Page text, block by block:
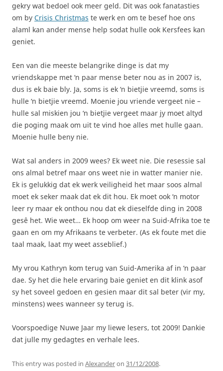
gekry wat bedoel ook meer geld. Dit was ook fanatasties
om by Crisis Christmas te werk en om te besef hoe ons
alaml kan ander mense help sodat hulle ook Kersfees kan
geniet.
Een van die meeste belangrike dinge is dat my
vriendskappe met ‘n paar mense beter nou as in 2007 is,
dus is ek baie bly. Ja, soms is ek ‘n bietjie vreemd, soms is
hulle ‘n bietjie vreemd. Moenie jou vriende vergeet nie –
hulle sal miskien jou ‘n bietjie vergeet maar jy moet altyd
die poging maak om uit te vind hoe alles met hulle gaan.
Moenie hulle beny nie.
Wat sal anders in 2009 wees? Ek weet nie. Die resessie sal
ons almal betref maar ons weet nie in watter manier nie.
Ek is gelukkig dat ek werk veiligheid het maar soos almal
moet ek seker maak dat ek dit hou. Ek moet ook ‘n motor
leer ry maar ek onthou nou dat ek dieselfde ding in 2008
gesê het. Wie weet… Ek hoop om weer na Suid-Afrika toe te
gaan en om my Afrikaans te verbeter. (As ek foute met die
taal maak, laat my weet asseblief.)
My vrou Kathryn kom terug van Suid-Amerika af in ‘n paar
dae. Sy het die hele ervaring baie geniet en dit klink asof
sy het soveel gedoen en gesien maar dit sal beter (vir my,
minstens) wees wanneer sy terug is.
Voorspoedige Nuwe Jaar my liewe lesers, tot 2009! Dankie
dat julle my gedagtes en verhale lees.
This entry was posted in Alexanderon 31/12/2008.